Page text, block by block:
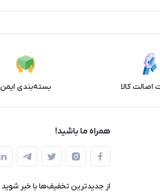
اصالت کالا بسته‌بندی ایمن
همراه ما باشید!
از جدید‌ترین تخفیف‌ها با‌ خبر شوید